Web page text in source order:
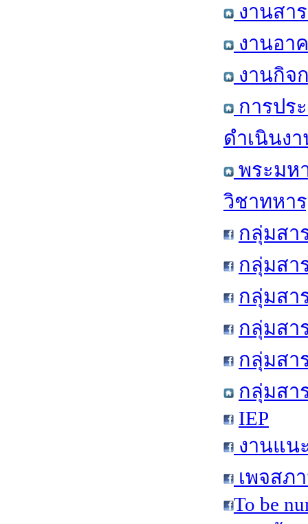
งานสา
งานอา
งานกิจ
การปร
ดำเนินง
พระมห
วิชาทหา
กลุ่มสา
กลุ่มสา
กลุ่มสา
กลุ่มสา
กลุ่มสา
กลุ่มสา
IEP
งานแน
เพจสภ
To be